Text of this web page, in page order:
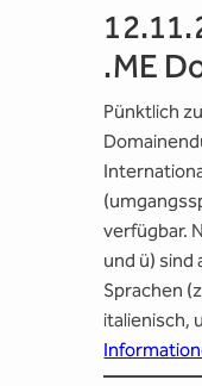
.ME
Pünktlich
verfügbar.
und ü)
Sprachen
italienisch,